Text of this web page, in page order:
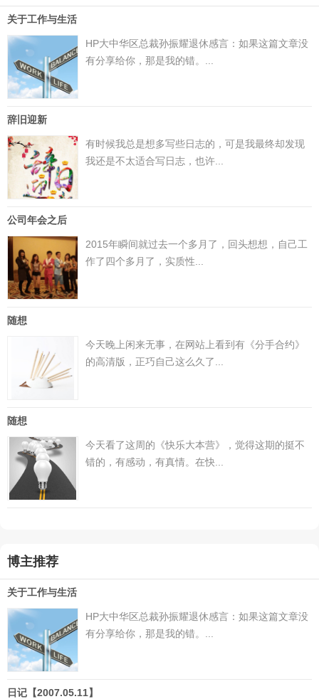
关于工作与生活
HP大中华区总裁孙振耀退休感言：如果这篇文章没
有分享给你，那是我的错。...
辞旧迎新
有时候我总是想多写些日志的，可是我最终却发现
我还是不太适合写日志，也许...
公司年会之后
2015年瞬间就过去一个多月了，回头想想，自己工
作了四个多月了，实质性...
随想
今天晚上闲来无事，在网站上看到有《分手合约》
的高清版，正巧自己这么久了...
随想
今天看了这周的《快乐大本营》，觉得这期的挺不
错的，有感动，有真情。在快...
博主推荐
关于工作与生活
HP大中华区总裁孙振耀退休感言：如果这篇文章没
有分享给你，那是我的错。...
日记【2007.05.11】